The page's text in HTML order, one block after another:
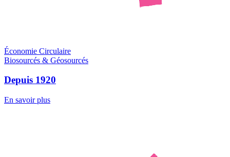
Économie Circulaire
Biosourcés & Géosourcés
Depuis 1920
En savoir plus